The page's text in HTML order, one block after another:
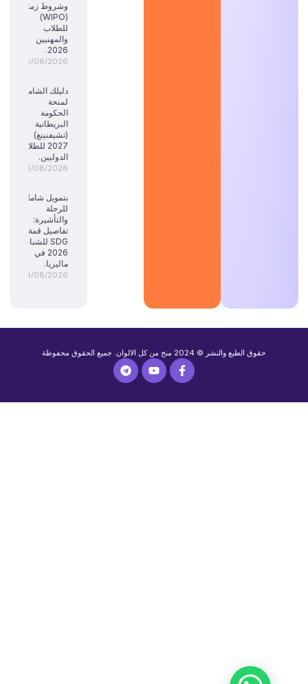
وشروط زمالة
(WIPO)
للطلاب
والمهنيين
2026.
05/08/2026
دليلك الشامل
لمنحة
الحكومة
البريطانية
(تشيفنينغ)
2027 للطلاب
الدوليين.
04/08/2026
بتمويل شامل
للرحلة
والتأشيرة:
تفاصيل قمة
SDG للشباب
2026 في
ماليزيا.
04/08/2026
حقوق الطبع والنشر © 2024 منح من كل الالوان. جميع الحقوق محفوظة